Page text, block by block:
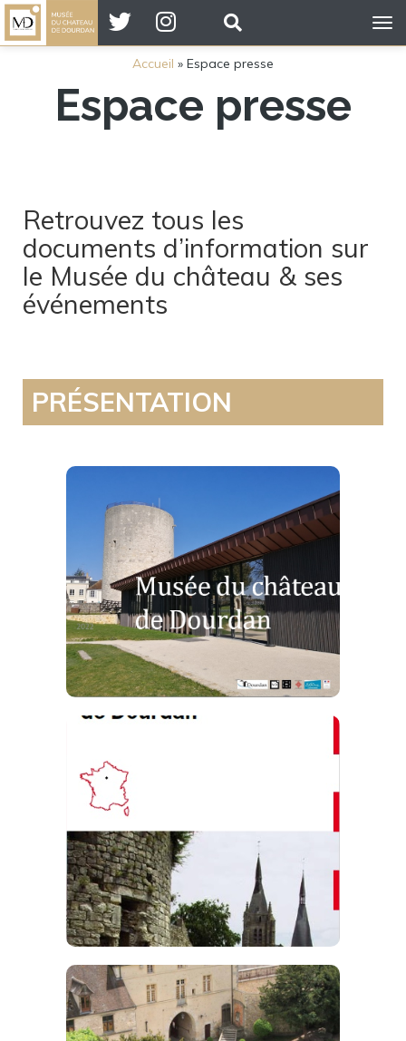
Accueil » Espace presse
Espace presse
Retrouvez tous les
documents d’information sur
le Musée du château & ses
événements
PRÉSENTATION
Le Musée du
château
Télécharger
Télécharger
Le guide de visite